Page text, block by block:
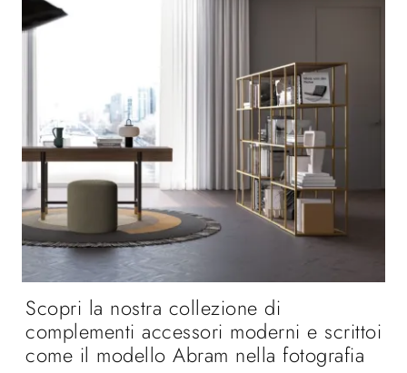
Scopri la nostra collezione di
complementi accessori moderni e scrittoi
come il modello Abram nella fotografia